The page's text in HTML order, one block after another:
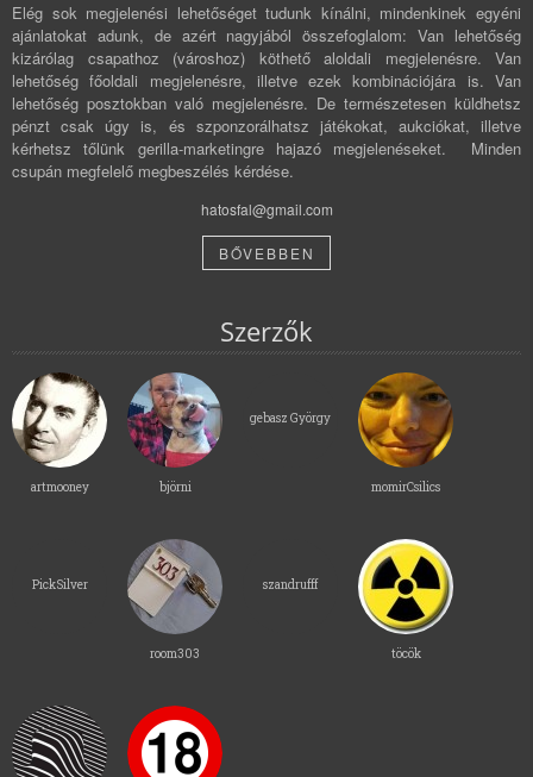
Elég sok megjelenési lehetőséget tudunk kínálni, mindenkinek egyéni
ajánlatokat adunk, de azért nagyjából összefoglalom: Van lehetőség
kizárólag csapathoz (városhoz) köthető aloldali megjelenésre. Van
lehetőség főoldali megjelenésre, illetve ezek kombinációjára is. Van
lehetőség posztokban való megjelenésre. De természetesen küldhetsz
pénzt csak úgy is, és szponzorálhatsz játékokat, aukciókat, illetve
kérhetsz tőlünk gerilla-marketingre hajazó megjelenéseket. Minden
csupán megfelelő megbeszélés kérdése.
hatosfal@gmail.com
BŐVEBBEN
Szerzők
artmooney björni
gebasz György
momirCsilics
PickSilver
room303
szandrufff
töcök